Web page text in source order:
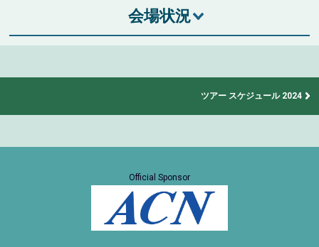
会場状況
ツアー スケジュール 2024
Official Sponsor